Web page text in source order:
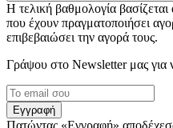
Η τελική βαθμολογία
που έχουν πραγματοποιήσει
επιβεβαιώσει την αγορά τους.
Γράψου στο Νewsletter μας για
Εγγραφή
Πατώντας «Εγγραφή»